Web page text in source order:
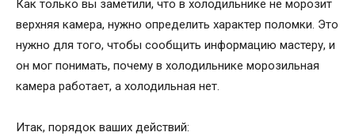
Как только вы заметили, что в холодильнике не морозит
верхняя камера, нужно определить характер поломки. Это
нужно для того, чтобы сообщить информацию мастеру, и
он мог понимать, почему в холодильнике морозильная
камера работает, а холодильная нет.
Итак, порядок ваших действий: